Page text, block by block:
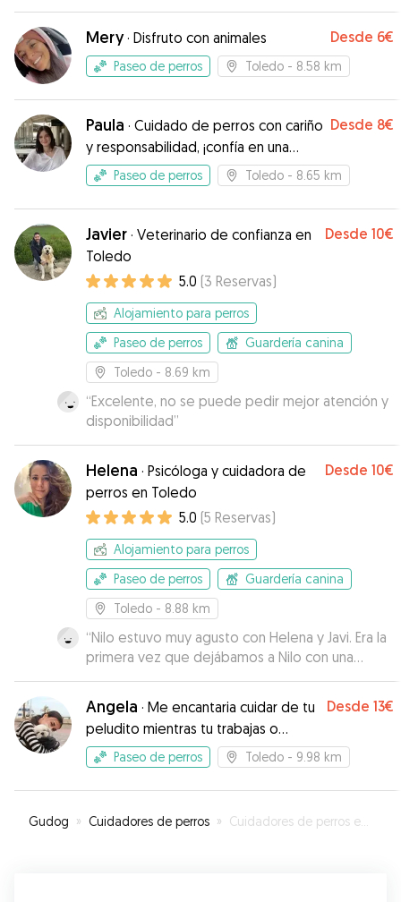
Mery· Disfruto con animales Desde 6€
Paseo de perros Toledo - 8.58 km
Paula · Cuidado de perros con cariño
y responsabilidad, ¡confía en una
estudiante!
Desde 8€
Paseo de perros Toledo - 8.65 km
Javier · Veterinario de confianza en
Toledo
Desde 10€
5.0 (3 Reservas)
Alojamiento para perros
Paseo de perros
Guardería canina
Toledo - 8.69 km
“Excelente, no se puede pedir mejor atención y
disponibilidad”
Helena · Psicóloga y cuidadora de
perros en Toledo
Desde 10€
5.0 (5 Reservas)
Alojamiento para perros
Paseo de perros
Guardería canina
Toledo - 8.88 km
“Nilo estuvo muy agusto con Helena y Javi. Era la
primera vez que dejábamos a Nilo con una
cuidadora. Si alguna vez volvemos a Toledo la
dejaremos con ellos sin pensarlo. Muchas gracias
por todo.🥰”
Angela · Me encantaria cuidar de tu
peludito mientras tu trabajas o
necesitas salir de casa!
Desde 13€
Paseo de perros Toledo - 9.98 km
Gudog » Cuidadores de perros » Cuidadores de perros en Argés